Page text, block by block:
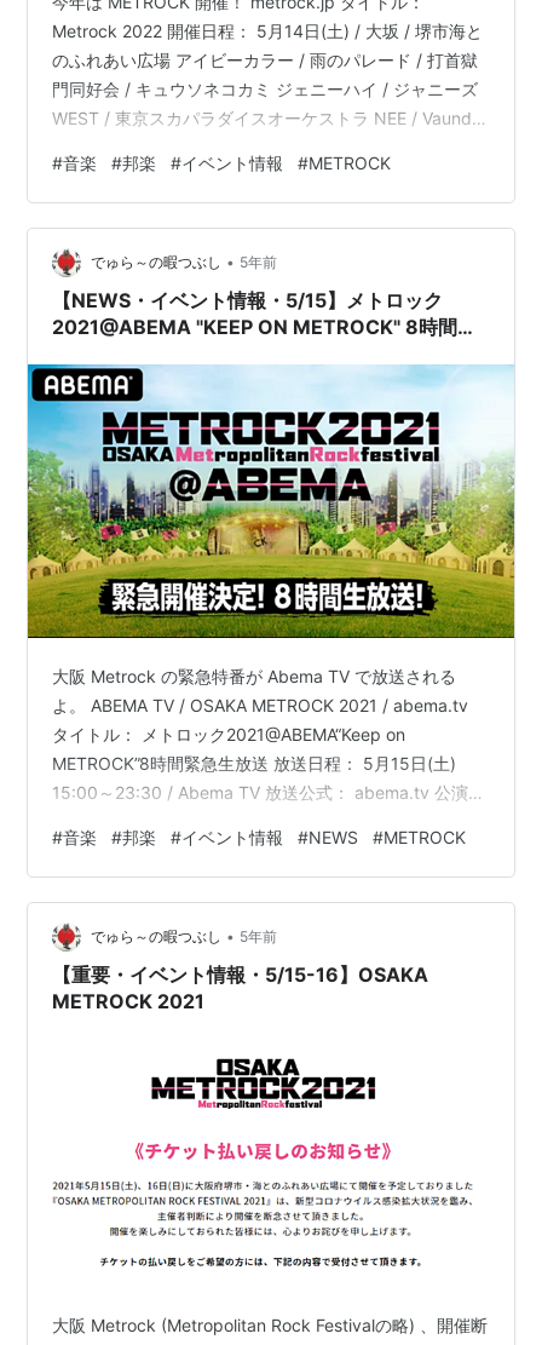
Metrock 2022 開催日程： 5月14日(土) / 大坂 / 堺市海と
のふれあい広場 アイビーカラー / 雨のパレード / 打首獄
門同好会 / キュウソネコカミ ジェニーハイ / ジャニーズ
WEST / 東京スカパラダイスオーケストラ NEE / Vaundy
ャツ屋さん / yama / LONGMAN / WANIMA / さとうもか
Chilli Beans. / なきごと / ねぐせ。 / リュックと添い寝ご
はん 5月…
#音楽 #邦楽 #イベント情報 #METROCK
でゅら～の暇つぶし • 5年前
【NEWS・イベント情報・5/15】メトロック
2021@ABEMA "KEEP ON METROCK" 8時間緊
大阪 Metrock の緊急特番が Abema TV で放送される
よ。 ABEMA TV / OSAKA METROCK 2021 / abema.tv
タイトル： メトロック2021@ABEMA“Keep on
METROCK”8時間緊急生放送 放送日程： 5月15日(土)
15:00～23:30 / Abema TV 放送公式： abema.tv 公演公
での開催を断念した OSAKA METROCK でしたが、音楽
ファンの期待に応えるため、Abema TV にて、特別番組
を放送することになったようです。 内容は、過去の…
#音楽 #邦楽 #イベント情報 #NEWS #METROCK
でゅら～の暇つぶし • 5年前
【重要・イベント情報・5/15-16】OSAKA
METROCK 2021
大阪 Metrock (Metropolitan Rock Festivalの略) 、開催断